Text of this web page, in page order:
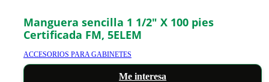
Manguera sencilla 1 1/2″ X 100 pies
Certificada FM, 5ELEM
ACCESORIOS PARA GABINETES
Me interesa